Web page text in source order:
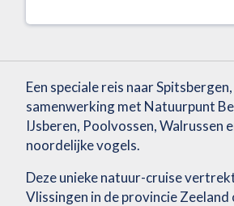
Een speciale reis naar Spitsbergen,
samenwerking met Natuurpunt
IJsberen, Poolvossen, Walrussen
noordelijke vogels.
Deze unieke natuur-cruise
Vlissingen in de provincie Zeeland